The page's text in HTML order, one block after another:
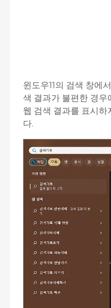
윈도우11의 검색 창에
색 결과가 불편한 경우
웹 검색 결과를 표시하
다.